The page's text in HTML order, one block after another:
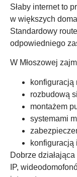
Słaby internet to
w większych
Standardowy
odpowiedniego
W Młoszowej
konfiguracją
rozbudową
montażem
systemami
konfiguracją
Dobrze
IP,